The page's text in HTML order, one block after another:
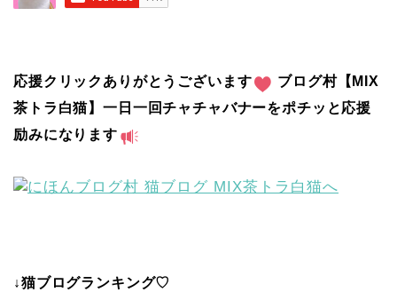
応援クリックありがとうございます
ブログ村【MIX
茶トラ白猫】一日一回チャチャバナーをポチッと応援
励みになります
↓猫ブログランキング♡